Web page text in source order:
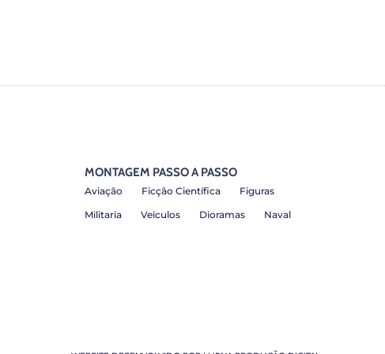
MONTAGEM PASSO A PASSO
Aviação Ficção Científica
Figuras
Militaria
Veículos Dioramas Naval